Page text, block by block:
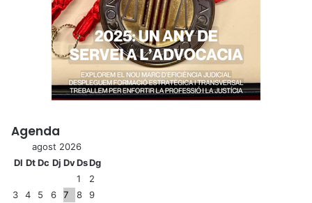
Agenda
agost 2026
Dl DtDc Dj DvDsDg
1
2
3
4 5 6 7 8
9